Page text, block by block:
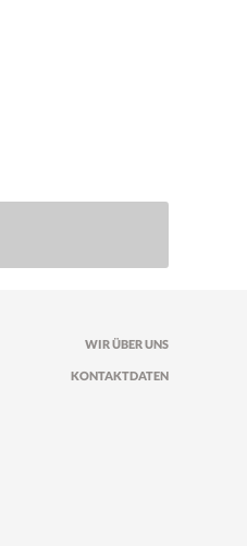
WIR ÜBER UNS
KONTAKTDATEN